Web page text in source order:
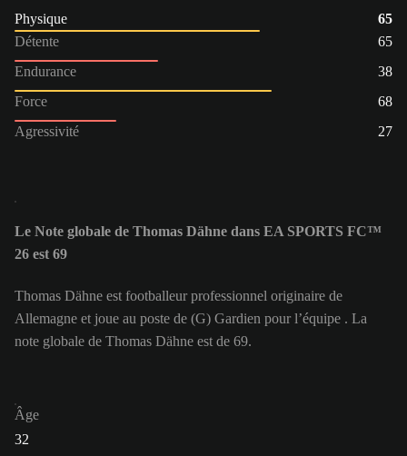
Physique
65
Détente
65
Endurance
38
Force
68
Agressivité
27
Le Note globale de Thomas Dähne dans EA SPORTS FC™
26 est 69
Thomas Dähne est footballeur professionnel originaire de
Allemagne et joue au poste de (G) Gardien pour l’équipe . La
note globale de Thomas Dähne est de 69.
Âge
32